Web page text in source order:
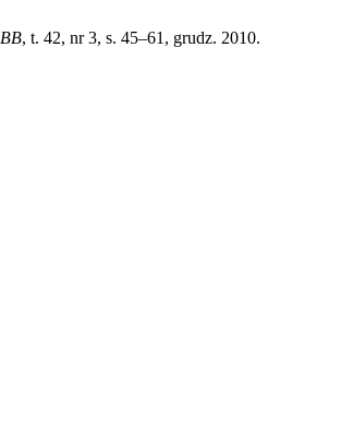
BB, t. 42, nr 3, s. 45–61, grudz. 2010.